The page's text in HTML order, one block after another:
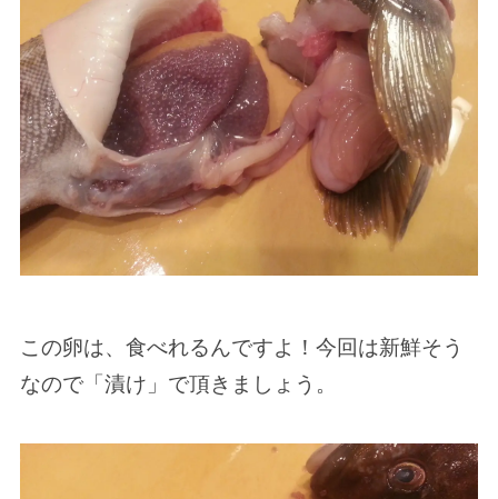
この卵は、食べれるんですよ！今回は新鮮そう
なので「漬け」で頂きましょう。